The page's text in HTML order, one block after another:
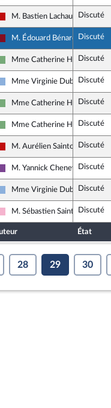
La France insoumise - Nouveau
M. Bastien Lachaud Discuté
Gauche Démocrate et
M. Édouard Bénard Discuté
Écologiste et Social
Mme Catherine Hervieu
Discuté
Droite Républicaine
Mme Virginie Duby-Muller
Discuté
Écologiste et Social
Mme Catherine Hervieu
Discuté
Écologiste et Social
Mme Catherine Hervieu
Discuté
La France insoumise - Nouveau
M. Aurélien SaintoulDiscuté
Ensemble pour la République
M. Yannick ChenevardDiscuté
Droite Républicaine
Mme Virginie Duby-Muller
Discuté
Socialistes et apparentés
M. Sébastien Saint-Pasteur
Discuté
État
28 29 30